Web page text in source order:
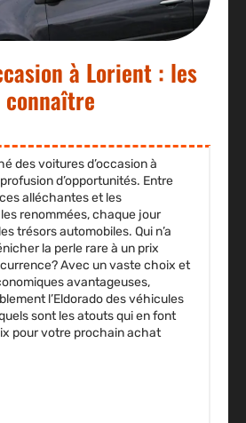
à Lorient : les
connaître
des voitures d’occasion à
d’opportunités. Entre
alléchantes et les
renommées, chaque jour
trésors automobiles. Qui n’a
la perle rare à un prix
Avec un vaste choix et
avantageuses,
l’Eldorado des véhicules
sont les atouts qui en font
pour votre prochain achat